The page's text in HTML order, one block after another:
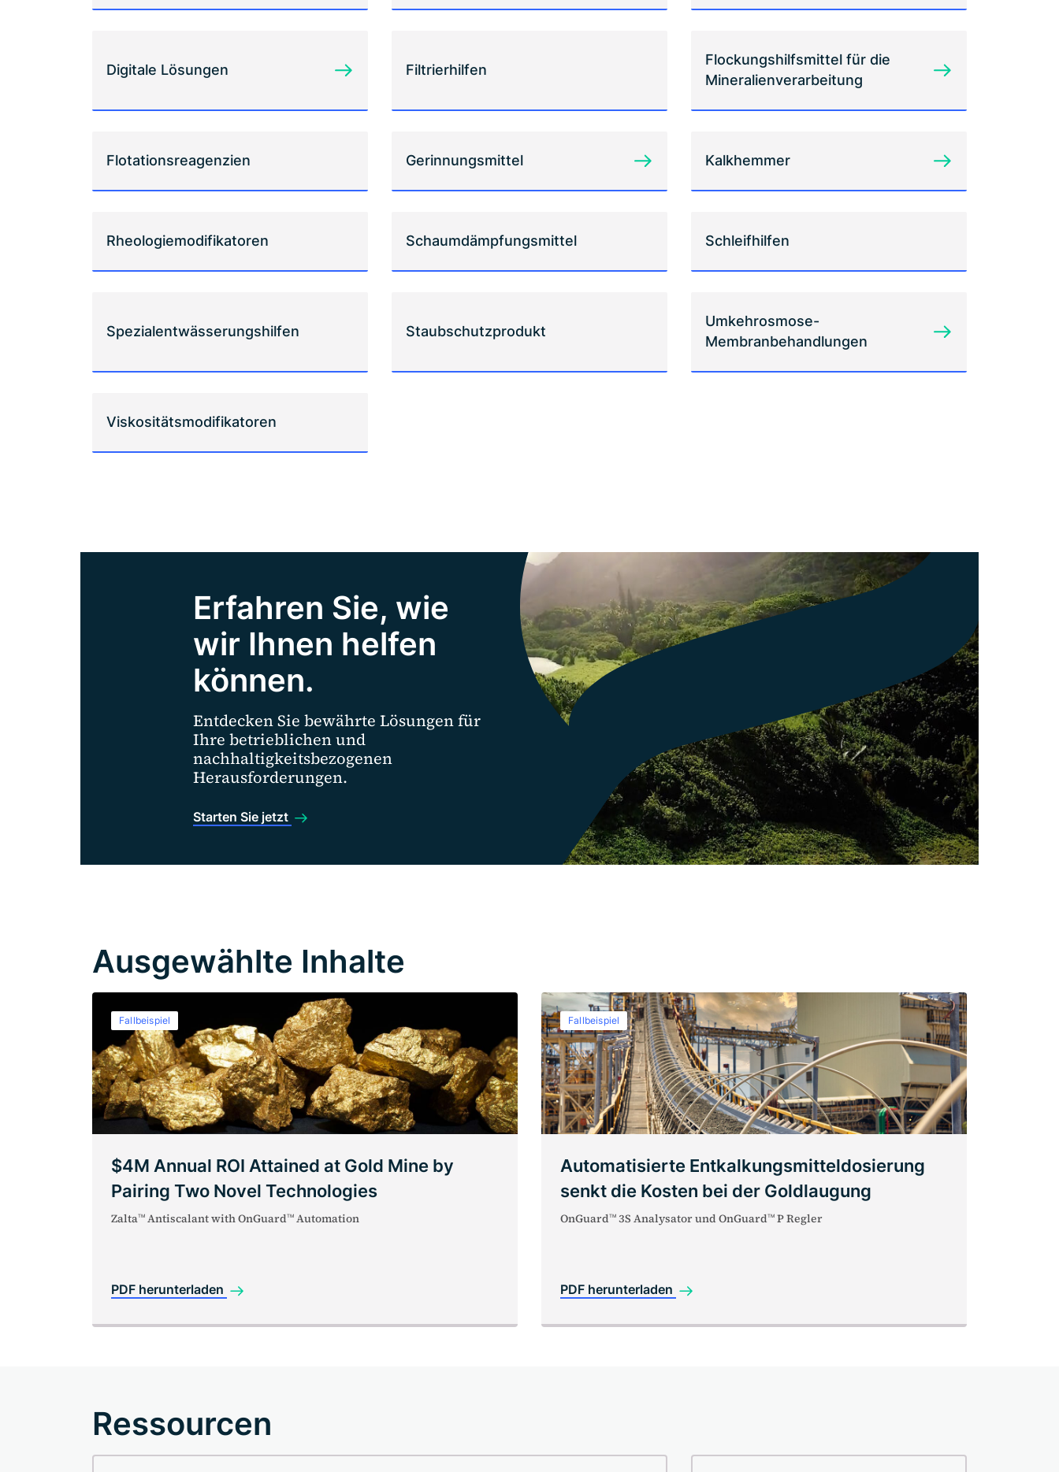
Digitale Lösungen Filtrierhilfen
Flockungshilfsmittel für die
Mineralienverarbeitung
Flotationsreagenzien Gerinnungsmittel Kalkhemmer
Rheologiemodifikatoren Schaumdämpfungsmittel Schleifhilfen
Spezialentwässerungshilfen Staubschutzprodukt
Umkehrosmose-
Membranbehandlungen
Viskositätsmodifikatoren
Erfahren Sie, wie
wir Ihnen helfen
können.
Entdecken Sie bewährte Lösungen für
Ihre betrieblichen und
nachhaltigkeitsbezogenen
Herausforderungen.
Starten Sie jetzt
Ausgewählte Inhalte
Fallbeispiel
$4M Annual ROI Attained at Gold Mine by
Pairing Two Novel Technologies
ZaltaTM Antiscalant with OnGuardTM Automation
PDF herunterladen
Fallbeispiel
Automatisierte Entkalkungsmitteldosierung
senkt die Kosten bei der Goldlaugung
OnGuardTM 3S Analysator und OnGuardTM P Regler
PDF herunterladen
Ressourcen